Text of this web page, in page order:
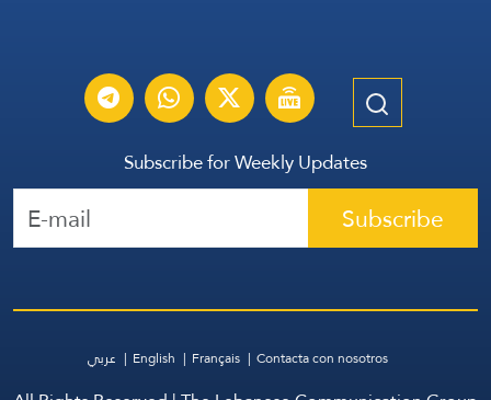
Subscribe for Weekly Updates
Subscribe
عربي English Français Contacta con nosotros